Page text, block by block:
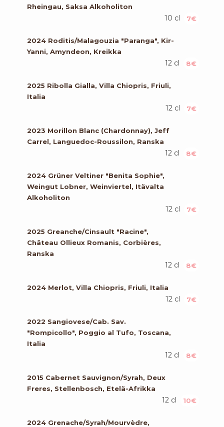
Rheingau, Saksa Alkoholiton
7€
10 cl
2024 Roditis/Malagouzia "Paranga", Kir-
Yanni, Amyndeon, Kreikka
8€
12 cl
2025 Ribolla Gialla, Villa Chiopris, Friuli,
Italia
7€
12 cl
2023 Morillon Blanc (Chardonnay), Jeff
Carrel, Languedoc-Roussilon, Ranska
8€
12 cl
2024 Grüner Veltiner "Benita Sophie",
Weingut Lobner, Weinviertel, Itävalta
Alkoholiton
7€
12 cl
2025 Greanche/Cinsault "Racine",
Château Ollieux Romanis, Corbières,
Ranska
8€
12 cl
2024 Merlot, Villa Chiopris, Friuli, Italia
7€
12 cl
2022 Sangiovese/Cab. Sav.
"Rompicollo", Poggio al Tufo, Toscana,
Italia
8€
12 cl
2015 Cabernet Sauvignon/Syrah, Deux
Freres, Stellenbosch, Etelä-Afrikka
10€
12 cl
2024 Grenache/Syrah/Mourvèdre,